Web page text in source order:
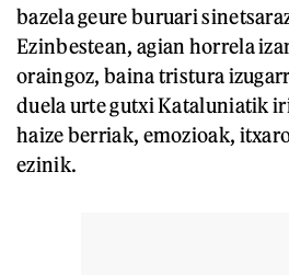
bazela geure buruari
Ezinbestean, agian horrela
oraingoz, baina tristura
duela urte gutxi Kataluniatik
haize berriak, emozioak,
ezinik.